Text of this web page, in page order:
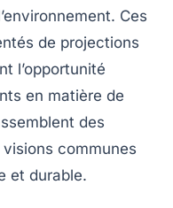
Ces
de projections
l’opportunité
en matière de
des
communes
et durable.